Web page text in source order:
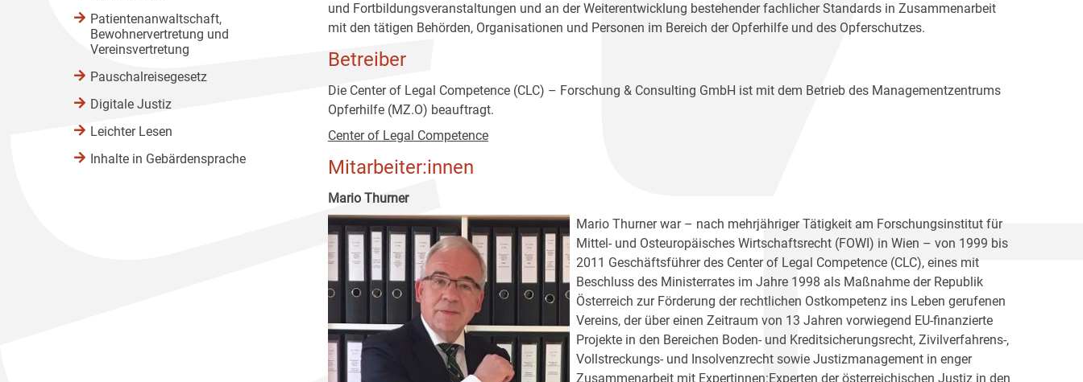
und Fortbildungsveranstaltungen und an der Weiterentwicklung bestehender fachlicher Standards in Zusammenarbeit
mit den tätigen Behörden, Organisationen und Personen im Bereich der Opferhilfe und des Opferschutzes.
Betreiber
Die Center of Legal Competence (CLC) – Forschung & Consulting GmbH ist mit dem Betrieb des Managementzentrums
Opferhilfe (MZ.O) beauftragt.
Center of Legal Competence
Mitarbeiter:innen
Mario Thurner
Mario Thurner war – nach mehrjähriger Tätigkeit am Forschungsinstitut für
Mittel- und Osteuropäisches Wirtschaftsrecht (FOWI) in Wien – von 1999 bis
2011 Geschäftsführer des Center of Legal Competence (CLC), eines mit
Beschluss des Ministerrates im Jahre 1998 als Maßnahme der Republik
Österreich zur Förderung der rechtlichen Ostkompetenz ins Leben gerufenen
Vereins, der über einen Zeitraum von 13 Jahren vorwiegend EU-finanzierte
Projekte in den Bereichen Boden- und Kreditsicherungsrecht, Zivilverfahrens-,
Vollstreckungs- und Insolvenzrecht sowie Justizmanagement in enger
Zusammenarbeit mit Expertinnen:Experten der österreichischen Justiz in den
Patientenanwaltschaft,
Bewohnervertretung und
Vereinsvertretung
Pauschalreisegesetz
Digitale Justiz
Leichter Lesen
Inhalte in Gebärdensprache